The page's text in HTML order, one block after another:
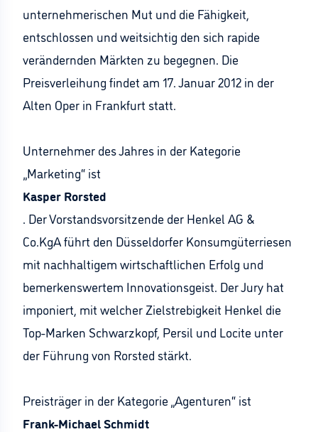
unternehmerischen Mut und die Fähigkeit,
entschlossen und weitsichtig den sich rapide
verändernden Märkten zu begegnen. Die
Preisverleihung findet am 17. Januar 2012 in der
Alten Oper in Frankfurt statt.
Unternehmer des Jahres in der Kategorie
„Marketing“ ist
Kasper Rorsted
. Der Vorstandsvorsitzende der Henkel AG &
Co.KgA führt den Düsseldorfer Konsumgüterriesen
mit nachhaltigem wirtschaftlichen Erfolg und
bemerkenswertem Innovationsgeist. Der Jury hat
imponiert, mit welcher Zielstrebigkeit Henkel die
Top-Marken Schwarzkopf, Persil und Locite unter
der Führung von Rorsted stärkt.
Preisträger in der Kategorie „Agenturen“ ist
Frank-Michael Schmidt